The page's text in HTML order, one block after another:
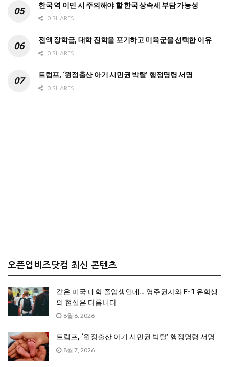
한국 역 이민 시 주의해야 할 한국 상속세 부담 가능성
0 SHARES
전액 장학금, 대학 진학을 포기하고 미육군을 선택한 이유
0 SHARES
트럼프, ‘원정출산 아기 시민권 박탈’ 행정명령 서명
0 SHARES
오픈업비즈닷컴 최신 콘텐츠
같은 미국 대학 졸업생인데… 영주권자와 F-1 유학생
의 현실은 다릅니다
8월 8, 2026
트럼프, ‘원정출산 아기 시민권 박탈’ 행정명령 서명
8월 7, 2026